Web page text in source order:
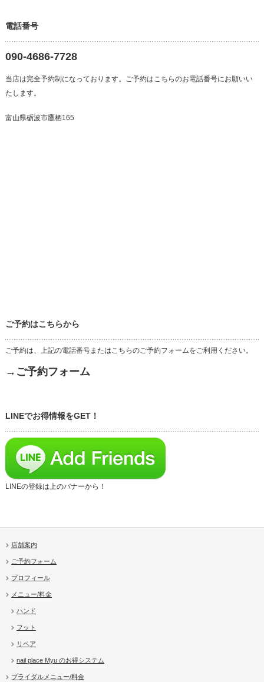
電話番号
090-4686-7728
当店は完全予約制になっております。ご予約はこちらのお電話番号にお願いい
たします。
富山県砺波市鷹栖165
ご予約はこちらから
ご予約は、上記の電話番号またはこちらのご予約フォームをご利用ください。
→ご予約フォーム
LINEでお得情報をGET！
LINEの登録は上のバナーから！
店舗案内
ご予約フォーム
プロフィール
メニュー/料金
ハンド
フット
リペア
nail place Myu のお得システム
ブライダルメニュー/料金